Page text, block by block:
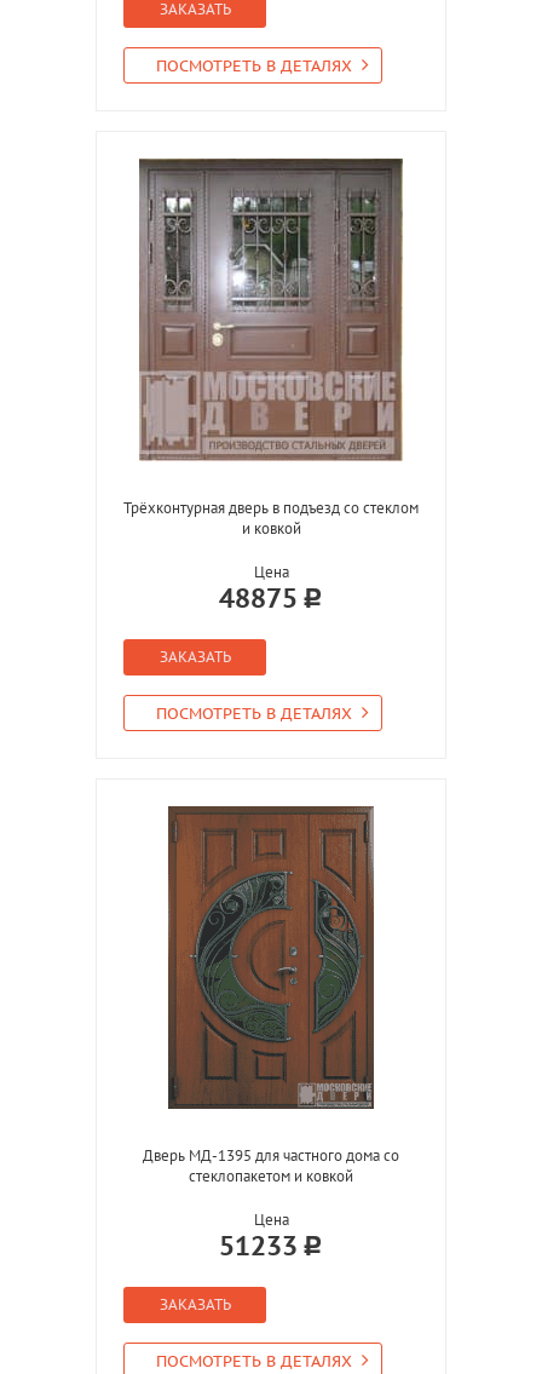
ЗАКАЗАТЬ
ПОСМОТРЕТЬ В ДЕТАЛЯХ
Трёхконтурная дверь в подъезд со стеклом
и ковкой
Цена
48875
ЗАКАЗАТЬ
ПОСМОТРЕТЬ В ДЕТАЛЯХ
Дверь МД-1395 для частного дома со
стеклопакетом и ковкой
Цена
51233
ЗАКАЗАТЬ
ПОСМОТРЕТЬ В ДЕТАЛЯХ